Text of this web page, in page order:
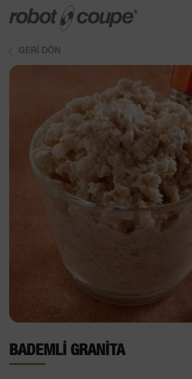
GERI DÖN
BADEMLI GRANITA
Seçim kılavuzuna erişim